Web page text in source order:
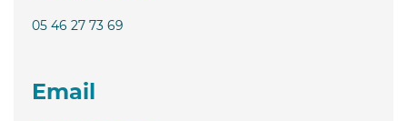
05 46 27 73 69
Email